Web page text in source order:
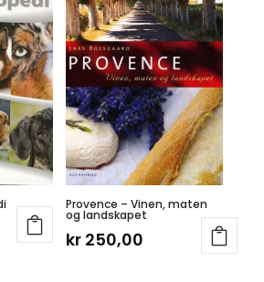
Provence – Vinen, maten
og landskapet
kr 250,00